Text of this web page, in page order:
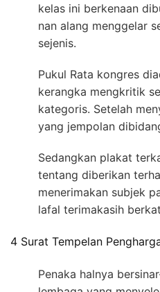
kelas ini berkenaan
nan alang menggelar
sejenis.
Pukul Rata kongres
kerangka mengkritik
kategoris. Setelah
yang jempolan
Sedangkan plakat
tentang diberikan
menerimakan subjek
lafal terimakasih
4 Surat Tempelan
Penaka halnya